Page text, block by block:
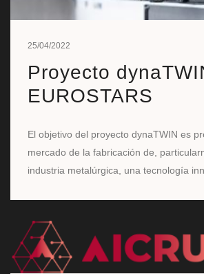
25/04/2022
Proyecto
EUROSTARS
El objetivo del proyecto dynaTWIN es
mercado de la fabricación de,
industria metalúrgica, una tecnología